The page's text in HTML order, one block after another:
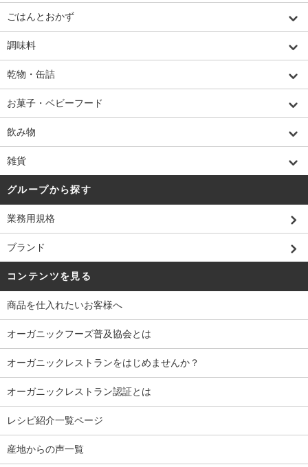
ごはんとおかず
調味料
乾物・缶詰
お菓子・ベビーフード
飲み物
雑貨
グループから探す
業務用規格
ブランド
コンテンツを見る
商品を仕入れたいお客様へ
オーガニックフーズ普及協会とは
オーガニックレストランをはじめませんか？
オーガニックレストラン認証とは
レシピ紹介一覧ページ
産地からの声一覧